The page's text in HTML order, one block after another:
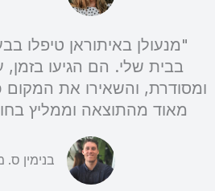
"מנעולן באיתוראן טיפלו
בבית שלי. הם הגיעו בזמן,
ומסודרת, והשאירו את המקום
מאוד מהתוצאה וממליץ
בנימין ס.